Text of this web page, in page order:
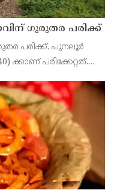
ഗുരുതര പരിക്ക്
പരിക്ക്. പുനലൂർ
ക്കാണ് പരിക്കേറ്റത്.
ആശുപ